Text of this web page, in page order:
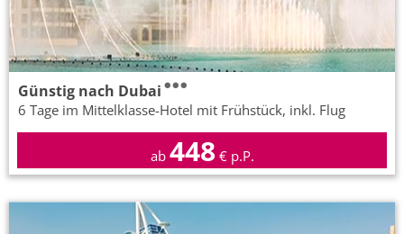
Günstig nach Dubai
6 Tage im Mittelklasse-Hotel mit Frühstück, inkl. Flug
ab 448 € p.P.